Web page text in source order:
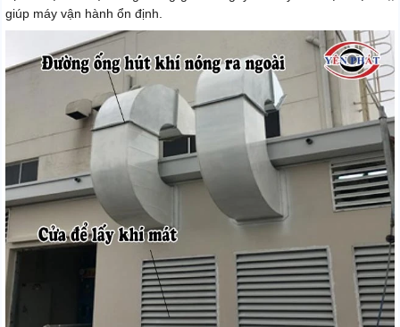
giúp máy vận hành ổn định.